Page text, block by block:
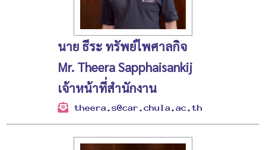
นาย ธีระ ทรัพย์ไพศาลกิจ
Mr. Theera Sapphaisankij
เจ้าหน้าที่สำนักงาน